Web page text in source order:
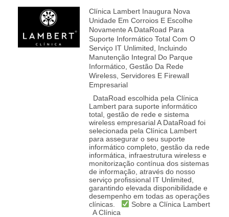
Clínica Lambert Inaugura Nova
Unidade Em Corroios E Escolhe
Novamente A DataRoad Para
Suporte Informático Total Com O
Serviço IT Unlimited, Incluindo
Manutenção Integral Do Parque
Informático, Gestão Da Rede
Wireless, Servidores E Firewall
Empresarial
DataRoad escolhida pela Clínica
Lambert para suporte informático
total, gestão de rede e sistema
wireless empresarial A DataRoad foi
selecionada pela Clínica Lambert
para assegurar o seu suporte
informático completo, gestão da rede
informática, infraestrutura wireless e
monitorização contínua dos sistemas
de informação, através do nosso
serviço profissional IT Unlimited,
garantindo elevada disponibilidade e
desempenho em todas as operações
clínicas.
Sobre a Clínica Lambert
A Clínica